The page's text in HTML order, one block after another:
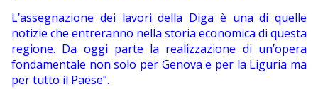
L’assegnazione dei lavori della Diga è una di quelle
notizie che entreranno nella storia economica di questa
regione. Da oggi parte la realizzazione di un’opera
fondamentale non solo per Genova e per la Liguria ma
per tutto il Paese”.